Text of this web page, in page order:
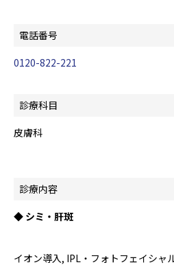
電話番号
0120-822-221
診療科目
皮膚科
診療内容
◆ シミ・肝斑
イオン導入, IPL・フォトフェイシャ